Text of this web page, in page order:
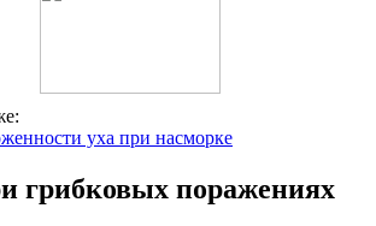
уха при насморке
грибковых поражениях